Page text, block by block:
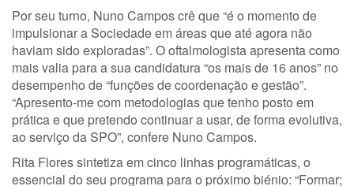
Por seu turno, Nuno Campos crê que “é o momento de
impulsionar a Sociedade em áreas que até agora não
haviam sido exploradas”. O oftalmologista apresenta como
mais valia para a sua candidatura “os mais de 16 anos” no
desempenho de “funções de coordenação e gestão”.
“Apresento-me com metodologias que tenho posto em
prática e que pretendo continuar a usar, de forma evolutiva,
ao serviço da SPO”, confere Nuno Campos.
Rita Flores sintetiza em cinco linhas programáticas, o
essencial do seu programa para o próximo biénio: “Formar;